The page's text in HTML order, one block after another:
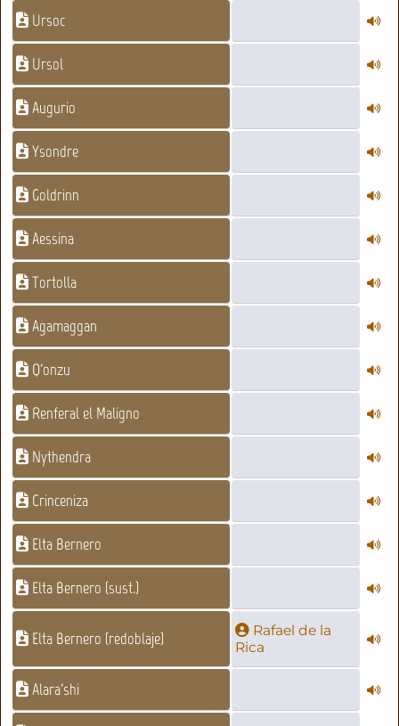
Ursoc
Ursol
Augurio
Ysondre
Goldrinn
Aessina
Tortolla
Agamaggan
Q'onzu
Renferal el Maligno
Nythendra
Crinceniza
Elta Bernero
Elta Bernero (sust.)
Elta Bernero (redoblaje)
Rafael de la
Rica
Alara'shi